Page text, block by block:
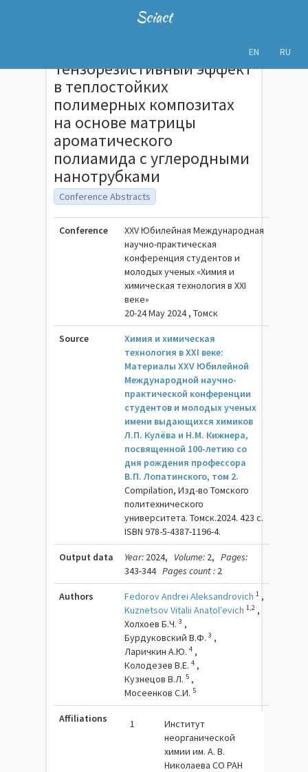
Sciact
EN RU
Тензорезистивный эффект
в теплостойких
полимерных композитах
на основе матрицы
ароматического
полиамида с углеродными
нанотрубками
Conference Abstracts
Conference
XXV Юбилейная Международная
научно-практическая
конференция студентов и
молодых ученых «Химия и
химическая технология в XXI
веке»
20-24 May 2024 , Томск
Source
Химия и химическая
технология в XXI веке:
Материалы XXV Юбилейной
Международной научно-
практической конференции
студентов и молодых ученых
имени выдающихся химиков
Л.П. Кулёва и Н.М. Кижнера,
посвященной 100-летию со
дня рождения профессора
В.П. Лопатинского, том 2.
Compilation, Изд-во Томского
политехнического
университета. Томск.2024. 423 c.
ISBN 978-5-4387-1196-4.
Output data Year: 2024, Volume: 2, Pages:
343-344 Pages count : 2
Authors Fedorov Andrei Aleksandrovich 1 ,
Kuznetsov Vitalii Anatolʹevich 1,2 ,
Холхоев Б.Ч.3 ,
Бурдуковский В.Ф.3 ,
Ларичкин А.Ю.4 ,
Колодезев В.Е.4 ,
Кузнецов В.Л.5 ,
Мосеенков С.И.5
Affiliations 1
Институт
неорганической
химии им. А. В.
Николаева СО РАН